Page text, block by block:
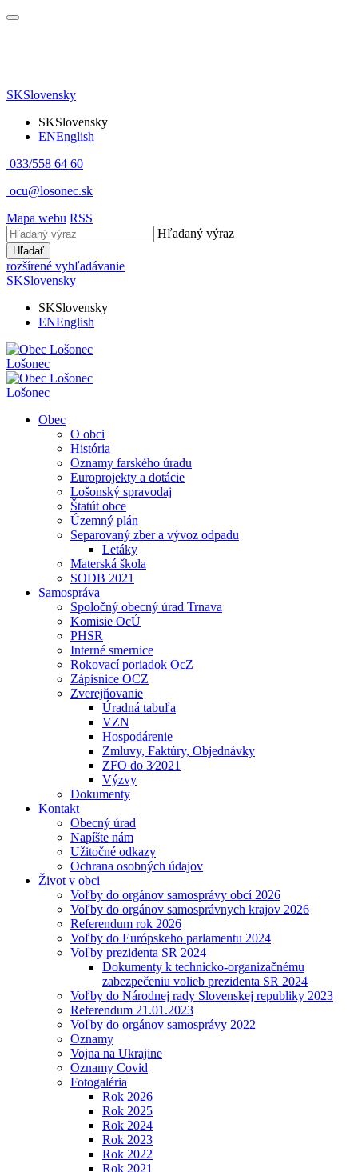
SKSlovensky
SKSlovensky
ENEnglish
033/558 64 60
ocu@losonec.sk
Mapa webu RSS
Hľadaný výraz
Hľadať
rozšírené vyhľadávanie
SKSlovensky
SKSlovensky
ENEnglish
Lošonec
Lošonec
Obec
O obci
História
Oznamy farského úradu
Europrojekty a dotácie
Lošonský spravodaj
Štatút obce
Územný plán
Separovaný zber a vývoz odpadu
Letáky
Materská škola
SODB 2021
Samospráva
Spoločný obecný úrad Trnava
Komisie OcÚ
PHSR
Interné smernice
Rokovací poriadok OcZ
Zápisnice OCZ
Zverejňovanie
Úradná tabuľa
VZN
Hospodárenie
Zmluvy, Faktúry, Objednávky
ZFO do 3⁄2021
Výzvy
Dokumenty
Kontakt
Obecný úrad
Napíšte nám
Užitočné odkazy
Ochrana osobných údajov
Život v obci
Voľby do orgánov samosprávy obcí 2026
Voľby do orgánov samosprávnych krajov 2026
Referendum rok 2026
Voľby do Európskeho parlamentu 2024
Voľby prezidenta SR 2024
Dokumenty k technicko-organizačnému
zabezpečeniu volieb prezidenta SR 2024
Voľby do Národnej rady Slovenskej republiky 2023
Referendum 21.01.2023
Voľby do orgánov samosprávy 2022
Oznamy
Vojna na Ukrajine
Oznamy Covid
Fotogaléria
Rok 2026
Rok 2025
Rok 2024
Rok 2023
Rok 2022
Rok 2021